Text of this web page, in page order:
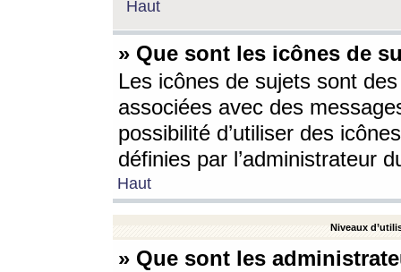
Haut
» Que sont les icônes de
Les icônes de sujets sont
associées avec des
possibilité d’utiliser des
définies par l’administrateur
Haut
Niveaux
» Que sont les